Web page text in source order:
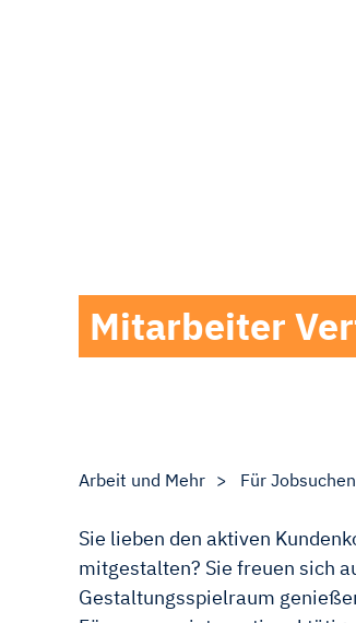
Mitarbeiter
Arbeit und Mehr Für
Sie lieben den aktiven
mitgestalten? Sie freuen sich
Gestaltungsspielraum